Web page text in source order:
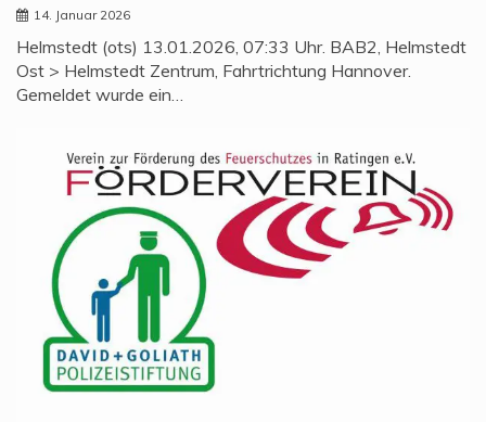
14. Januar 2026
Helmstedt (ots) 13.01.2026, 07:33 Uhr. BAB2, Helmstedt
Ost > Helmstedt Zentrum, Fahrtrichtung Hannover.
Gemeldet wurde ein…